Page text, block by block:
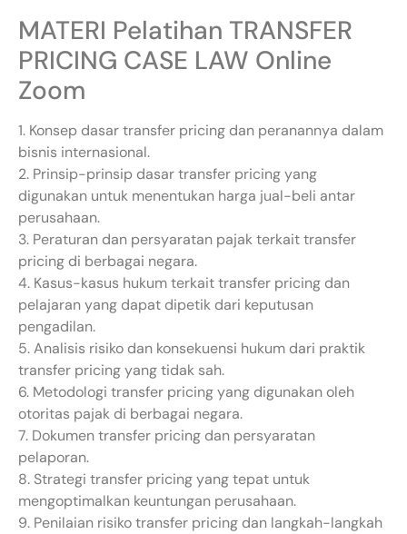
MATERI Pelatihan TRANSFER
PRICING CASE LAW Online
Zoom
1. Konsep dasar transfer pricing dan peranannya dalam
bisnis internasional.
2. Prinsip-prinsip dasar transfer pricing yang
digunakan untuk menentukan harga jual-beli antar
perusahaan.
3. Peraturan dan persyaratan pajak terkait transfer
pricing di berbagai negara.
4. Kasus-kasus hukum terkait transfer pricing dan
pelajaran yang dapat dipetik dari keputusan
pengadilan.
5. Analisis risiko dan konsekuensi hukum dari praktik
transfer pricing yang tidak sah.
6. Metodologi transfer pricing yang digunakan oleh
otoritas pajak di berbagai negara.
7. Dokumen transfer pricing dan persyaratan
pelaporan.
8. Strategi transfer pricing yang tepat untuk
mengoptimalkan keuntungan perusahaan.
9. Penilaian risiko transfer pricing dan langkah-langkah